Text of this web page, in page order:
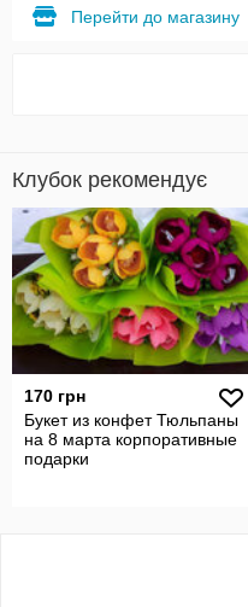
Перейти до магазину
Клубок рекомендує
170 грн
Букет из конфет Тюльпаны
на 8 марта корпоративные
подарки